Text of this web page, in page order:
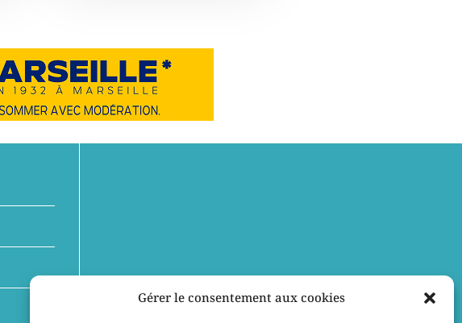
Gérer le consentement aux cookies